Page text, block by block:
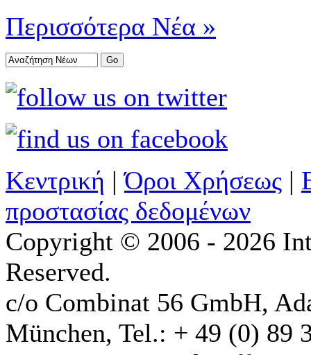
Περισσότερα Νέα »
Κεντρική |Όροι Χρήσεως |
προστασίας δεδομένων
Copyright © 2006 - 2026
Reserved.
c/o Combinat 56 GmbH,
München, Tel.: + 49 (0) 89